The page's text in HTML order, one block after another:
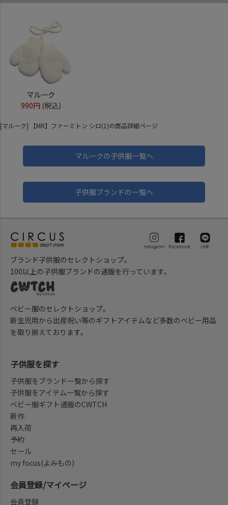
マルーク
990円 (税込)
[マルーク] 【MR】ファーミトン シロ(1)の商品詳細ページ
マルークの子供服一覧へ
子供服ブランドの一覧へ
ブランド子供服のセレクトショップ。
100以上の子供服ブランドの通販を行っています。
ベビー服のセレクトショップ。
新生児用から出産祝い等のギフトアイテムなど多数のベビー用品
を取り揃えております。
子供服を探す
子供服をブランド一覧から探す
子供服をアイテム一覧から探す
ベビー服ギフト通販のCWTCH
新作
再入荷
予約
セール
my focus(よみもの)
会員登録/マイページ
会員登録